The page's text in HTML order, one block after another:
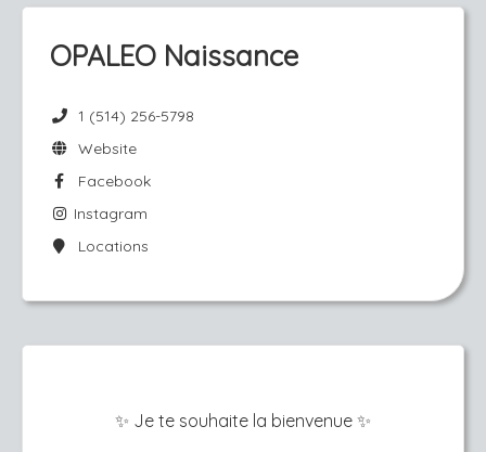
OPALEO Naissance
1 (514) 256-5798
Website
Facebook
Instagram
Locations
✨ Je te souhaite la bienvenue ✨